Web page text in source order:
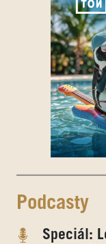
Podcasty
Speciál: